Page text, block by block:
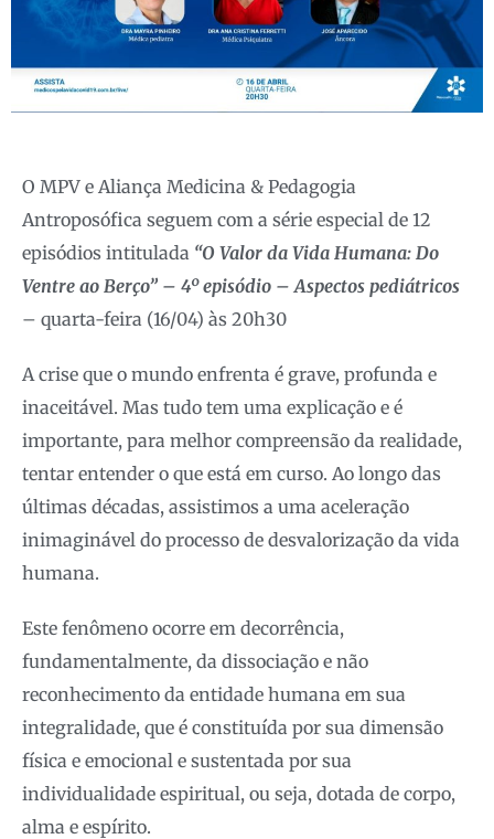
O MPV e Aliança Medicina & Pedagogia
Antroposófica seguem com a série especial de 12
episódios intitulada “O Valor da Vida Humana: Do
Ventre ao Berço” – 4º episódio – Aspectos pediátricos
– quarta-feira (16/04) às 20h30
A crise que o mundo enfrenta é grave, profunda e
inaceitável. Mas tudo tem uma explicação e é
importante, para melhor compreensão da realidade,
tentar entender o que está em curso. Ao longo das
últimas décadas, assistimos a uma aceleração
inimaginável do processo de desvalorização da vida
humana.
Este fenômeno ocorre em decorrência,
fundamentalmente, da dissociação e não
reconhecimento da entidade humana em sua
integralidade, que é constituída por sua dimensão
física e emocional e sustentada por sua
individualidade espiritual, ou seja, dotada de corpo,
alma e espírito.